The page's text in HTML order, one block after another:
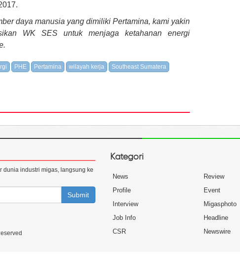
daya manusia yang dimiliki Pertamina, kami yakin
WK SES untuk menjaga ketahanan energi
PHE Pertamina wilayah kerja Southeast Sumatera
dunia industri migas, langsung ke
Submit
Kategori
News
Review
Profile
Event
Interview
Migasphoto
Job Info
Headline
CSR
Newswire